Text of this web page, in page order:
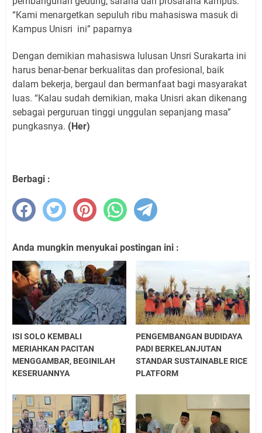
“Kami menargetkan sepuluh ribu mahasiswa masuk di
Kampus Unisri ini” paparnya
Dengan demikian mahasiswa lulusan Unsri Surakarta ini
harus benar-benar berkualitas dan profesional, baik
dalam bekerja, bergaul dan bermanfaat bagi masyarakat
luas. “Kalau sudah demikian, maka Unisri akan dikenang
sebagai perguruan tinggi unggulan sepanjang masa”
pungkasnya. (Her)
Berbagi :
Anda mungkin menyukai postingan ini :
ISI SOLO KEMBALI
MERIAHKAN PACITAN
MENGGAMBAR, BEGINILAH
KESERUANNYA
PENGEMBANGAN BUDIDAYA
PADI BERKELANJUTAN
STANDAR SUSTAINABLE RICE
PLATFORM